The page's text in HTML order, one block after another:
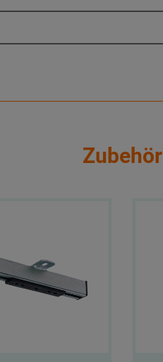
Zubehör